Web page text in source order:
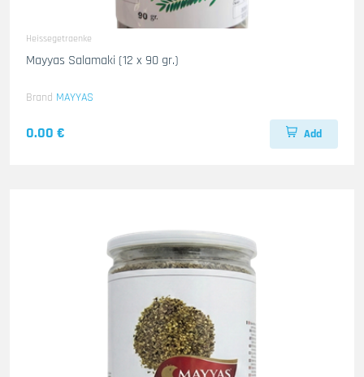
Heissegetraenke
Mayyas Salamaki (12 x 90 gr.)
Brand MAYYAS
0.00 € Add